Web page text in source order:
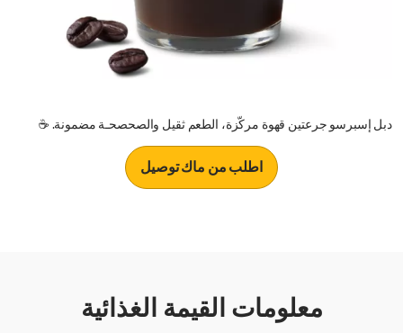
دبل إسبرسو جرعتين قهوة مركّزة، الطعم ثقيل والصحصحـة مضمونة. ☕
اطلب من ماك توصيل
معلومات القيمة الغذائية